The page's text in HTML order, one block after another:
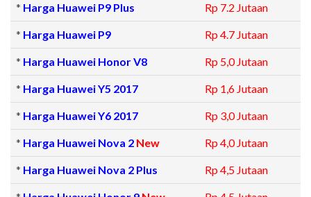
* Harga Huawei P9 Plus Rp 7.2 Jutaan
* Harga Huawei P9 Rp 4.7 Jutaan
* Harga Huawei Honor V8 Rp 5,0 Jutaan
* Harga Huawei Y5 2017 Rp 1,6 Jutaan
* Harga Huawei Y6 2017 Rp 3,0 Jutaan
* Harga Huawei Nova 2 New Rp 4,0 Jutaan
* Harga Huawei Nova 2 Plus Rp 4,5 Jutaan